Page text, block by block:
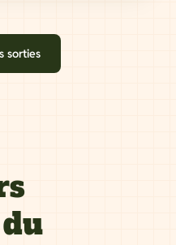
sorties